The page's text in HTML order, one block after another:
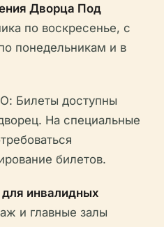
Дворца Под
по воскресенье, с
понедельникам и в
О: Билеты доступны
На специальные
билетов.
инвалидных
и главные залы